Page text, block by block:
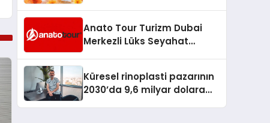
Anato Tour Turizm Dubai
Merkezli Lüks Seyahat
Küresel rinoplasti pazarının
2030’da 9,6 milyar dolara